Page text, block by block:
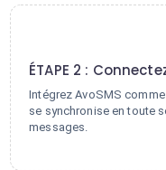
ÉTAPE 2 :
Intégrez AvoSMS
se synchronise en toute
messages.